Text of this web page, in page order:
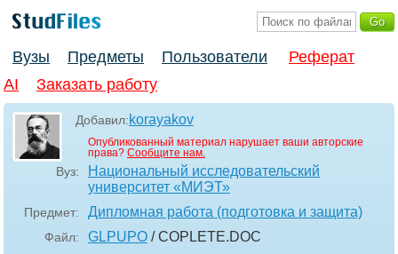
Вузы Предметы Пользователи
Реферат
AI
Заказать работу
Добавил:korayakov
Опубликованный материал нарушает ваши авторские
права? Сообщите нам.
Вуз:
Национальный исследовательский
университет «МИЭТ»
Предмет: Дипломная работа (подготовка и защита)
Файл: GLPUPO / COPLETE.DOC